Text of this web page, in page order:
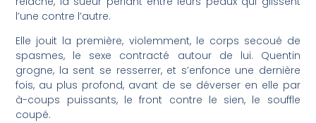
l’une contre l’autre.
Elle jouit la première, violemment, le corps secoué de
spasmes, le sexe contracté autour de lui. Quentin
grogne, la sent se resserrer, et s’enfonce une dernière
fois, au plus profond, avant de se déverser en elle par
à-coups puissants, le front contre le sien, le souffle
coupé.